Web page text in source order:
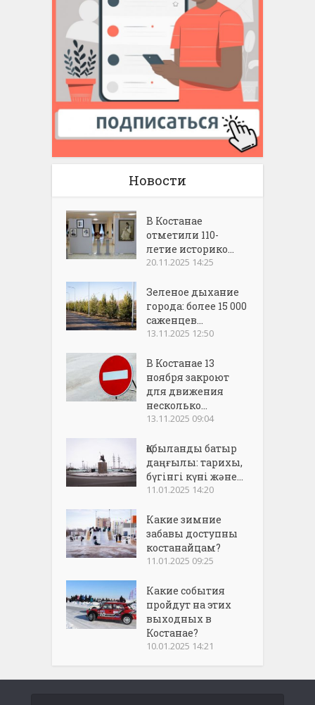
Новости
В Костанае
отметили 110-
летие историко...
20.11.2025 14:25
Зеленое дыхание
города: более 15 000
саженцев...
13.11.2025 12:50
В Костанае 13
ноября закроют
для движения
несколько...
13.11.2025 09:04
Қобыланды батыр
даңғылы: тарихы,
бүгінгі күні және...
11.01.2025 14:20
Какие зимние
забавы доступны
костанайцам?
11.01.2025 09:25
Какие события
пройдут на этих
выходных в
Костанае?
10.01.2025 14:21